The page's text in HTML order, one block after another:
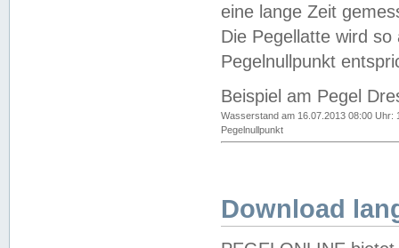
eine lange Zeit
Die Pegellatte wird
Pegelnullpunkt
Beispiel am Pegel
Wasserstand am 16.07.2013 08:00 Uhr:
Pegelnullpunkt
Download